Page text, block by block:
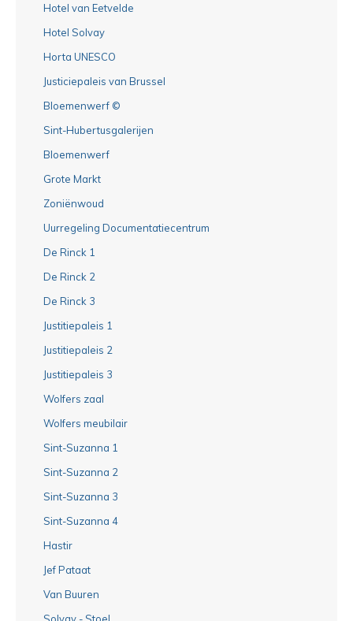
Hotel van Eetvelde
Hotel Solvay
Horta UNESCO
Justiciepaleis van Brussel
Bloemenwerf ©
Sint-Hubertusgalerijen
Bloemenwerf
Grote Markt
Zoniënwoud
Uurregeling Documentatiecentrum
De Rinck 1
De Rinck 2
De Rinck 3
Justitiepaleis 1
Justitiepaleis 2
Justitiepaleis 3
Wolfers zaal
Wolfers meubilair
Sint-Suzanna 1
Sint-Suzanna 2
Sint-Suzanna 3
Sint-Suzanna 4
Hastir
Jef Pataat
Van Buuren
Solvay - Stoel